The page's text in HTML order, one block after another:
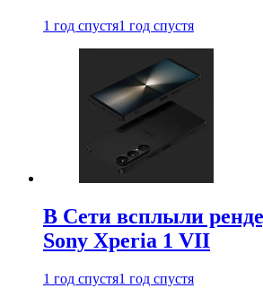
1 год спустя1 год спустя
В Сети всплыли
Sony Xperia 1 VII
1 год спустя1 год спустя